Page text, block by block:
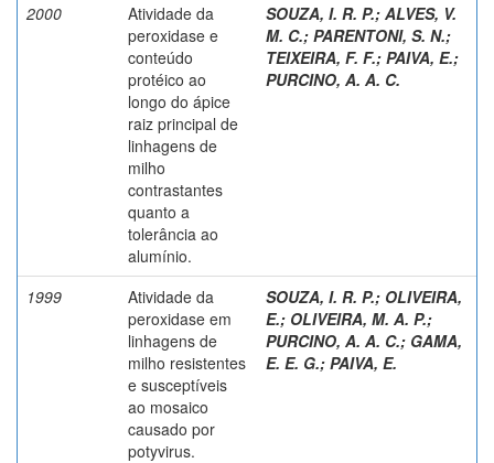
2000
Atividade da
peroxidase e
conteúdo
protéico ao
longo do ápice
raiz principal de
linhagens de
milho
contrastantes
quanto a
tolerância ao
alumínio.
SOUZA, I. R. P.; ALVES, V.
M. C.; PARENTONI, S. N.;
TEIXEIRA, F. F.; PAIVA, E.;
PURCINO, A. A. C.
1999
Atividade da
peroxidase em
linhagens de
milho resistentes
e susceptíveis
ao mosaico
causado por
potyvirus.
SOUZA, I. R. P.; OLIVEIRA,
E.; OLIVEIRA, M. A. P.;
PURCINO, A. A. C.; GAMA,
E. E. G.; PAIVA, E.